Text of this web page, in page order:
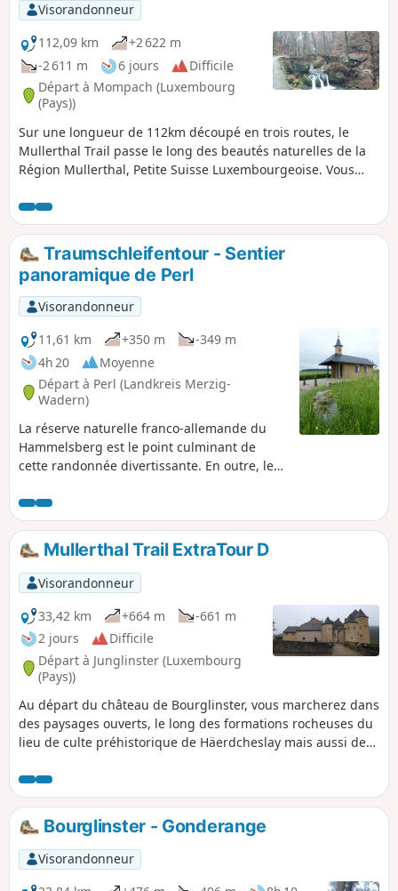
Visorandonneur
112,09 km
+2 622 m
-2 611 m
6 jours
Difficile
Départ à Mompach (Luxembourg
(Pays))
Sur une longueur de 112km découpé en trois routes, le
Mullerthal Trail passe le long des beautés naturelles de la
Région Mullerthal, Petite Suisse Luxembourgeoise. Vous
forêts, souvent juste à côté de formations rocheuses
typiques et impressionnantes. Le Mullerthal Trail est certifié
avec le label "Leading Quality Trails - Best of Europe".
Traumschleifentour - Sentier
panoramique de Perl
Visorandonneur
11,61 km
+350 m
-349 m
4h 20
Moyenne
Départ à Perl (Landkreis Merzig-
Wadern)
La réserve naturelle franco-allemande du
Hammelsberg est le point culminant de
cette randonnée divertissante. En outre, les
insoupçonnées sur le Luxembourg, la France
et la vallée de la Moselle.
Mullerthal Trail ExtraTour D
Visorandonneur
33,42 km
+664 m
-661 m
2 jours
Difficile
Départ à Junglinster (Luxembourg
(Pays))
Au départ du château de Bourglinster, vous marcherez dans
des paysages ouverts, le long des formations rocheuses du
lieu de culte préhistorique de Häerdcheslay mais aussi de
forestiers notamment au «Gatter», la forêt privée de 500ha
de la famille grand-ducale accessible au public depuis
2009. Cet ExtraTour relie la région du Mullerthal au
Grünewald, une forêt près de la capitale.
Bourglinster - Gonderange
Visorandonneur